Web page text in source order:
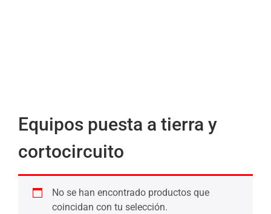
Equipos puesta a tierra y
cortocircuito
No se han encontrado productos que
coincidan con tu selección.